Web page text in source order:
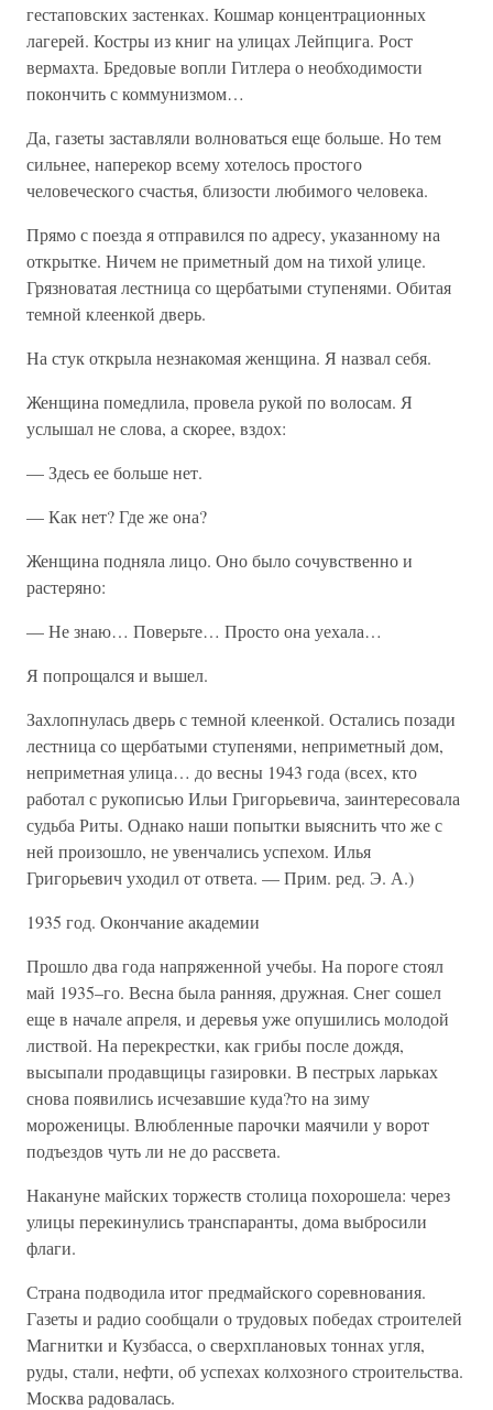
гестаповских застенках. Кошмар концентрационных
лагерей. Костры из книг на улицах Лейпцига. Рост
вермахта. Бредовые вопли Гитлера о необходимости
покончить с коммунизмом…
Да, газеты заставляли волноваться еще больше. Но тем
сильнее, наперекор всему хотелось простого
человеческого счастья, близости любимого человека.
Прямо с поезда я отправился по адресу, указанному на
открытке. Ничем не приметный дом на тихой улице.
Грязноватая лестница со щербатыми ступенями. Обитая
темной клеенкой дверь.
На стук открыла незнакомая женщина. Я назвал себя.
Женщина помедлила, провела рукой по волосам. Я
услышал не слова, а скорее, вздох:
— Здесь ее больше нет.
— Как нет? Где же она?
Женщина подняла лицо. Оно было сочувственно и
растеряно:
— Не знаю… Поверьте… Просто она уехала…
Я попрощался и вышел.
Захлопнулась дверь с темной клеенкой. Остались позади
лестница со щербатыми ступенями, неприметный дом,
неприметная улица… до весны 1943 года (всех, кто
работал с рукописью Ильи Григорьевича, заинтересовала
судьба Риты. Однако наши попытки выяснить что же с
ней произошло, не увенчались успехом. Илья
Григорьевич уходил от ответа. — Прим. ред. Э. А.)
1935 год. Окончание академии
Прошло два года напряженной учебы. На пороге стоял
май 1935–го. Весна была ранняя, дружная. Снег сошел
еще в начале апреля, и деревья уже опушились молодой
листвой. На перекрестки, как грибы после дождя,
высыпали продавщицы газировки. В пестрых ларьках
снова появились исчезавшие куда?то на зиму
мороженицы. Влюбленные парочки маячили у ворот
подъездов чуть ли не до рассвета.
Накануне майских торжеств столица похорошела: через
улицы перекинулись транспаранты, дома выбросили
флаги.
Страна подводила итог предмайского соревнования.
Газеты и радио сообщали о трудовых победах строителей
Магнитки и Кузбасса, о сверхплановых тоннах угля,
руды, стали, нефти, об успехах колхозного строительства.
Москва радовалась.